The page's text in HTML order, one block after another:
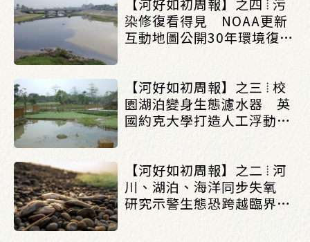
染修復看得見 NOAA更新
互動地圖公開30年環境復育
【河好如初周報】之三 ⦙ 校
園湖泊變身生態濾水器 英
國約克大學打造人工浮動濕
【河好如初周報】之二 ⦙ 河
川、湖泊、海洋同步失氧
研究示警生態恐跨越臨界點